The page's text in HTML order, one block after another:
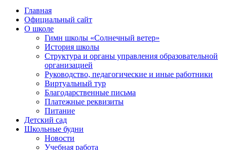
Главная
Официальный сайт
О школе
Гимн школы «Солнечный ветер»
История школы
Структура и органы управления образовательной
организацией
Руководство, педагогические и иные работники
Виртуальный тур
Благодарственные письма
Платежные реквизиты
Питание
Детский сад
Школьные будни
Новости
Учебная работа